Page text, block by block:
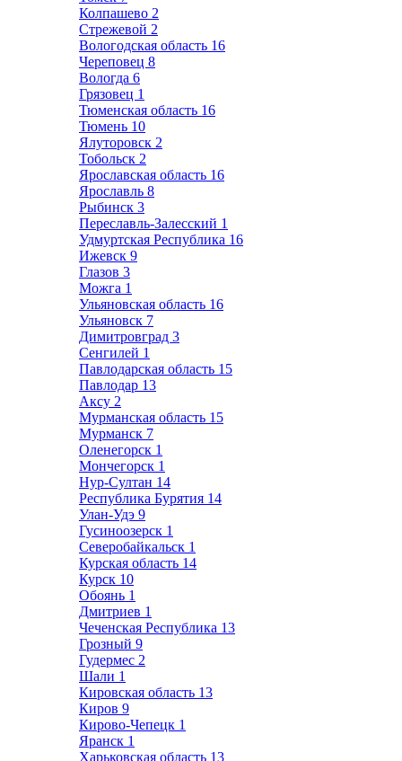
Колпашево 2
Стрежевой 2
Вологодская область 16
Череповец 8
Вологда 6
Грязовец 1
Тюменская область 16
Тюмень 10
Ялуторовск 2
Тобольск 2
Ярославская область 16
Ярославль 8
Рыбинск 3
Переславль-Залесский 1
Удмуртская Республика 16
Ижевск 9
Глазов 3
Можга 1
Ульяновская область 16
Ульяновск 7
Димитровград 3
Сенгилей 1
Павлодарская область 15
Павлодар 13
Аксу 2
Мурманская область 15
Мурманск 7
Оленегорск 1
Мончегорск 1
Нур-Султан 14
Республика Бурятия 14
Улан-Удэ 9
Гусиноозерск 1
Северобайкальск 1
Курская область 14
Курск 10
Обоянь 1
Дмитриев 1
Чеченская Республика 13
Грозный 9
Гудермес 2
Шали 1
Кировская область 13
Киров 9
Кирово-Чепецк 1
Яранск 1
Харьковская область 13